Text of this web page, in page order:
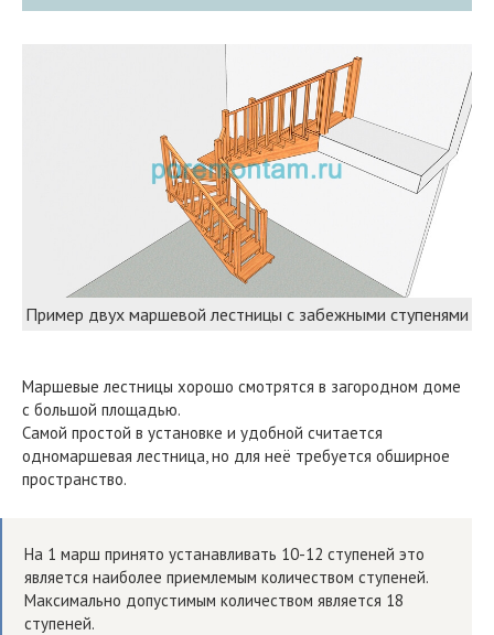
Пример двух маршевой лестницы с забежными ступенями
Маршевые лестницы хорошо смотрятся в загородном доме
с большой площадью.
Самой простой в установке и удобной считается
одномаршевая лестница, но для неё требуется обширное
пространство.
На 1 марш принято устанавливать 10-12 ступеней это
является наиболее приемлемым количеством ступеней.
Максимально допустимым количеством является 18
ступеней.